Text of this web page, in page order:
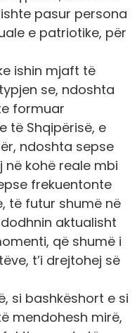
pasur persona
e patriotike, për
ishin mjaft të
se, ndoshta
formuar
të Shqipërisë, e
ndoshta sepse
kohë reale mbi
frekuentonte
të futur shumë në
aktualisht
që shumë i
t’i drejtohej së
si bashkëshort e si
mendohesh mirë,